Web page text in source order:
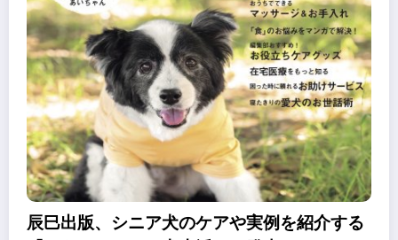
辰巳出版、シニア犬のケアや実例を紹介する